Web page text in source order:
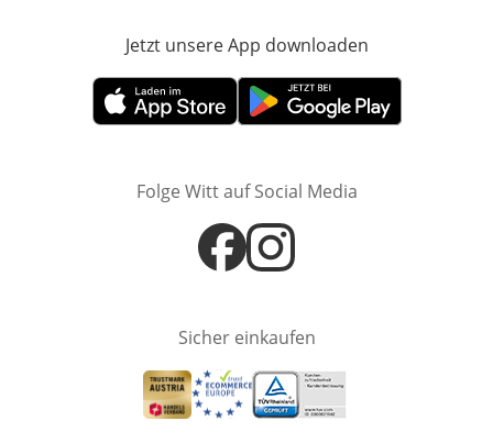
Jetzt unsere App downloaden
Öffnet in neuem FensterÖffnet in neuem Fenster
Folge Witt auf Social Media
Öffnet in neuem Fenster
Öffnet in neuem Fenster
Sicher einkaufen
Öffnet in neuem Fenster
Öffnet in neuem Fenster
Öffnet in neuem Fenster